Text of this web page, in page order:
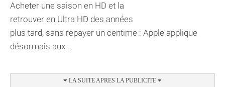
Acheter une saison en HD et la
retrouver en Ultra HD des années
plus tard, sans repayer un centime : Apple applique
désormais aux...